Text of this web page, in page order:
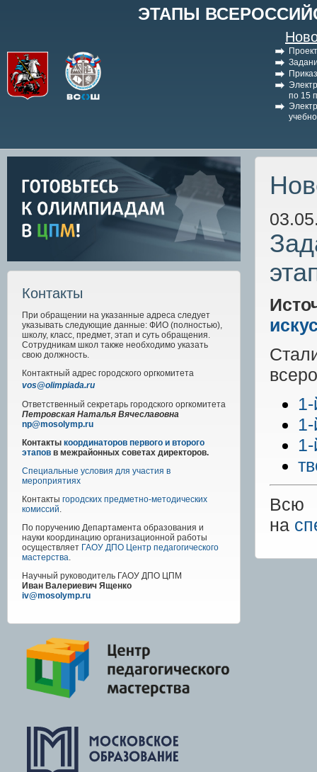
ЭТАПЫ
по 15
Контакты
При обращении на указанные адреса следует
указывать следующие данные: ФИО (полностью),
школу, класс, предмет, этап и суть обращения.
Сотрудникам школ также необходимо указать
свою должность.
Контактный адрес городского оргкомитета
vos@olimpiada.ru
Ответственный секретарь городского оргкомитета
Петровская Наталья Вячеславовна
np@mosolymp.ru
Контакты координаторов первого и второго
этапов в межрайонных советах директоров.
Специальные условия для участия в
мероприятиях
Контакты городских предметно-методических
комиссий.
По поручению Департамента образования и
науки координацию организационной работы
осуществляет ГАОУ ДПО Центр педагогического
мастерства.
Научный руководитель ГАОУ ДПО ЦПМ
Иван Валериевич Ященко
iv@mosolymp.ru
Всю
на